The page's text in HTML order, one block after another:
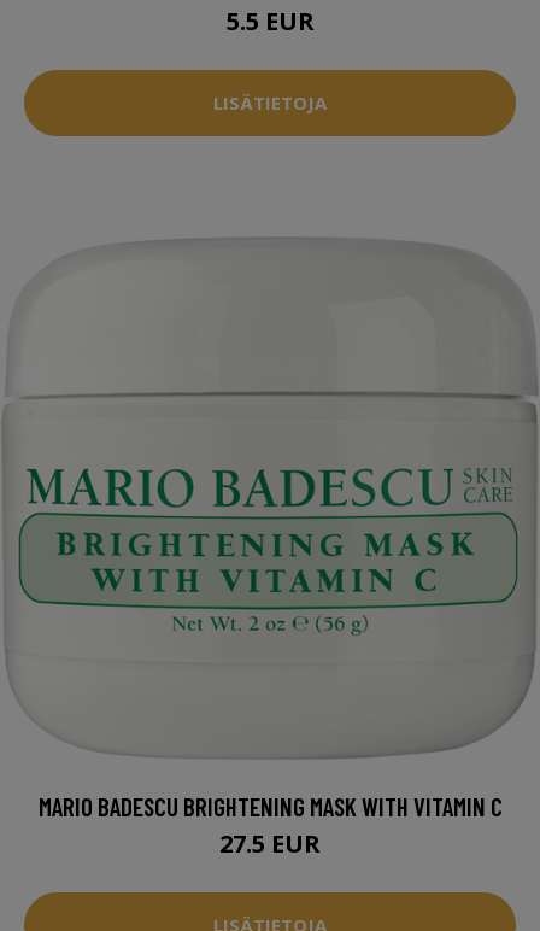
5.5 EUR
LISÄTIETOJA
MARIO BADESCU BRIGHTENING MASK WITH VITAMIN C
27.5 EUR
LISÄTIETOJA